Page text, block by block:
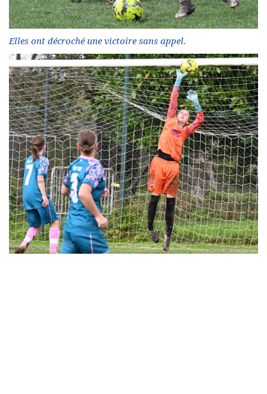
Elles ont décroché une victoire sans appel.